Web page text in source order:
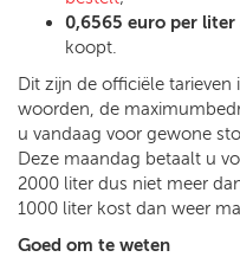
0,6565 euro per liter
koopt.
Dit zijn de officiële
woorden, de
u vandaag voor gewone
Deze maandag betaalt u
2000 liter dus niet meer
1000 liter kost dan weer
Goed om te weten